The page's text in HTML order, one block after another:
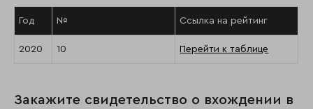
Год № Ссылка на рейтинг
2020 10 Перейти к таблице
Закажите свидетельство о вхождении в